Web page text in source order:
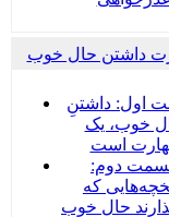
داشتن حال خوب
اول: داشتنِ
خوب، یک
است
دوم:
که
حال خوب